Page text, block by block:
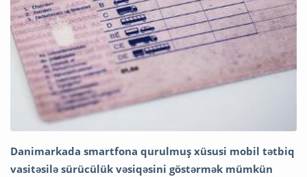
Danimarkada smartfona qurulmuş xüsusi mobil tətbiq
vasitəsilə sürücülük vəsiqəsini göstərmək mümkün